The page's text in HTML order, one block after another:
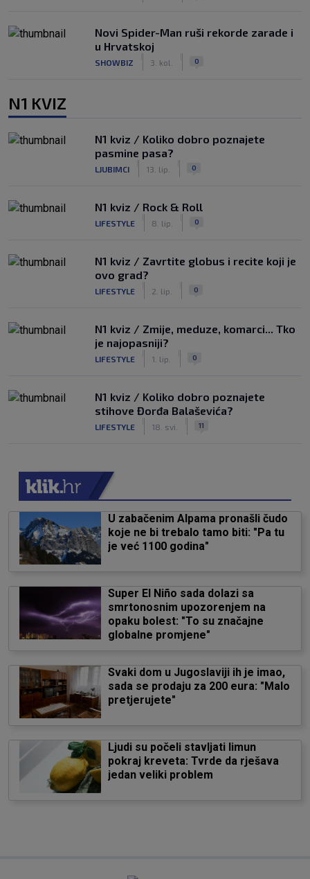
Novi Spider-Man ruši rekorde zarade i
u Hrvatskoj
SHOWBIZ 3. kol. 0
N1 KVIZ
N1 kviz / Koliko dobro poznajete
pasmine pasa?
LJUBIMCI 13. lip. 0
N1 kviz / Rock & Roll
LIFESTYLE 8. lip. 0
N1 kviz / Zavrtite globus i recite koji je
ovo grad?
LIFESTYLE 2. lip. 0
N1 kviz / Zmije, meduze, komarci... Tko
je najopasniji?
LIFESTYLE 1. lip. 0
N1 kviz / Koliko dobro poznajete
stihove Đorđa Balaševića?
LIFESTYLE 18. svi. 11
U zabačenim Alpama pronašli čudo
koje ne bi trebalo tamo biti: "Pa tu
je već 1100 godina"
Super El Niño sada dolazi sa
smrtonosnim upozorenjem na
opaku bolest: "To su značajne
globalne promjene"
Svaki dom u Jugoslaviji ih je imao,
sada se prodaju za 200 eura: "Malo
pretjerujete"
Ljudi su počeli stavljati limun
pokraj kreveta: Tvrde da rješava
jedan veliki problem